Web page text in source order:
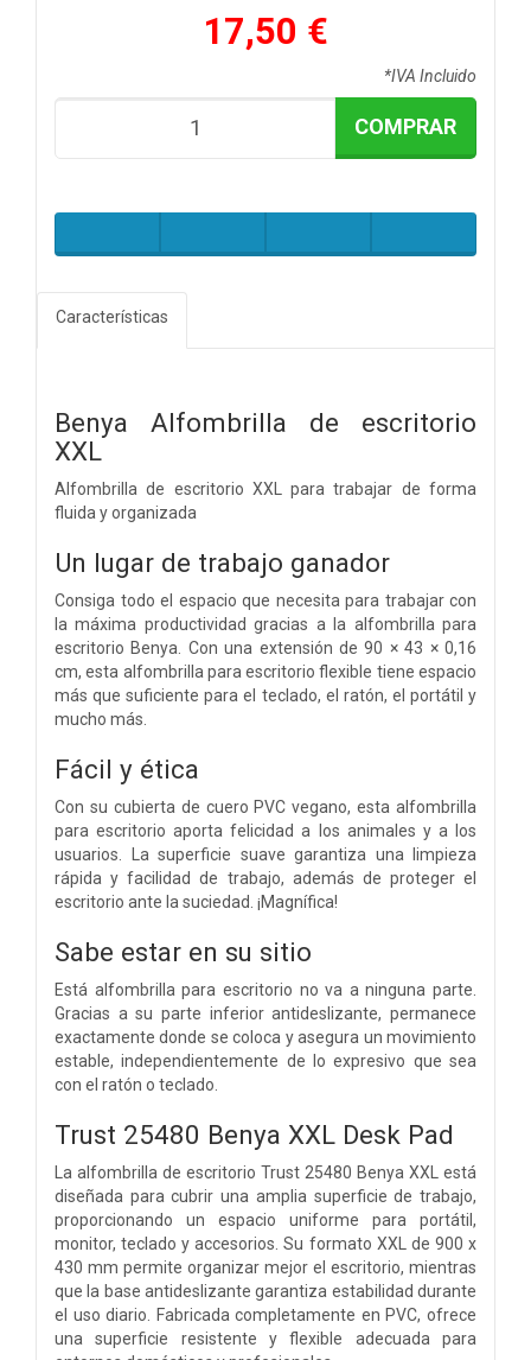
17,50 €
*IVA Incluido
COMPRAR
Características
Benya Alfombrilla de escritorio
XXL
Alfombrilla de escritorio XXL para trabajar de forma
fluida y organizada
Un lugar de trabajo ganador
Consiga todo el espacio que necesita para trabajar con
la máxima productividad gracias a la alfombrilla para
escritorio Benya. Con una extensión de 90 × 43 × 0,16
cm, esta alfombrilla para escritorio flexible tiene espacio
más que suficiente para el teclado, el ratón, el portátil y
mucho más.
Fácil y ética
Con su cubierta de cuero PVC vegano, esta alfombrilla
para escritorio aporta felicidad a los animales y a los
usuarios. La superficie suave garantiza una limpieza
rápida y facilidad de trabajo, además de proteger el
escritorio ante la suciedad. ¡Magnífica!
Sabe estar en su sitio
Está alfombrilla para escritorio no va a ninguna parte.
Gracias a su parte inferior antideslizante, permanece
exactamente donde se coloca y asegura un movimiento
estable, independientemente de lo expresivo que sea
con el ratón o teclado.
Trust 25480 Benya XXL Desk Pad
La alfombrilla de escritorio Trust 25480 Benya XXL está
diseñada para cubrir una amplia superficie de trabajo,
proporcionando un espacio uniforme para portátil,
monitor, teclado y accesorios. Su formato XXL de 900 x
430 mm permite organizar mejor el escritorio, mientras
que la base antideslizante garantiza estabilidad durante
el uso diario. Fabricada completamente en PVC, ofrece
una superficie resistente y flexible adecuada para